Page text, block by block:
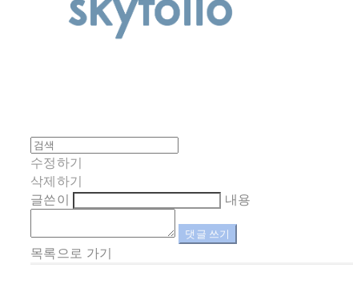
수정하기
삭제하기
글쓴이
내용
댓글 쓰기
목록으로 가기